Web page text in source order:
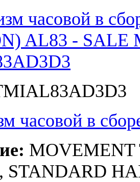
часовой в
MOVEMENT
STANDARD